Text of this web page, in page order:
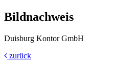
Bildnachweis
Duisburg Kontor GmbH
zurück